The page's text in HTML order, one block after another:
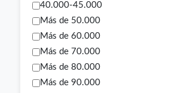
40.000-45.000
Más de 50.000
Más de 60.000
Más de 70.000
Más de 80.000
Más de 90.000